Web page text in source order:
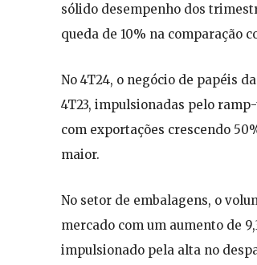
sólido desempenho dos
queda de 10% na comparação
No 4T24, o negócio de papéis
4T23, impulsionadas pelo
com exportações crescendo
maior.
No setor de embalagens, o
mercado com um aumento de
impulsionado pela alta no